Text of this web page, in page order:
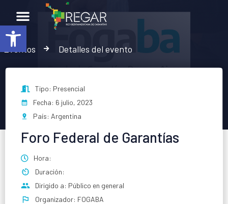
Abrir barra de herramientas
Eventos Detalles del evento
Tipo: Presencial
Fecha: 6 julio, 2023
País: Argentina
Foro Federal de Garantías
Hora:
Duración:
Dirigido a: Público en general
Organizador: FOGABA